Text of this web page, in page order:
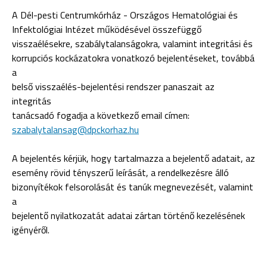
A Dél-pesti Centrumkórház - Országos Hematológiai és
Infektológiai Intézet működésével összefüggő
visszaélésekre, szabálytalanságokra, valamint integritási és
korrupciós kockázatokra vonatkozó bejelentéseket, továbbá
a
belső visszaélés-bejelentési rendszer panaszait az
integritás
tanácsadó fogadja a következő email címen:
szabalytalansag@dpckorhaz.hu
A bejelentés kérjük, hogy tartalmazza a bejelentő adatait, az
esemény rövid tényszerű leírását, a rendelkezésre álló
bizonyítékok felsorolását és tanúk megnevezését, valamint
a
bejelentő nyilatkozatát adatai zártan történő kezelésének
igényéről.